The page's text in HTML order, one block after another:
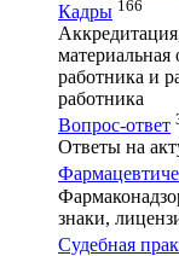
Кадры 166
материальная
работника и
работника
Вопрос-ответ
Ответы на
знаки,
Судебная